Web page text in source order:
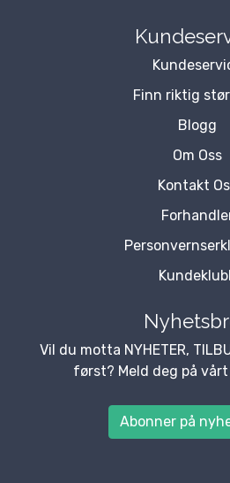
Finn riktig
Blogg
Om Oss
Kontakt
Vil du motta NYHETER,
først? Meld deg på
Abonner på